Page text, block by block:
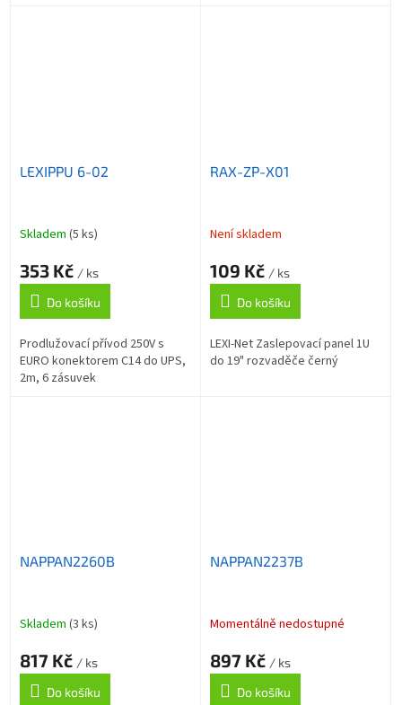
LEXIPPU 6-02
Skladem (5 ks)
353 Kč / ks
Do košíku
Prodlužovací přívod 250V s
EURO konektorem C14 do UPS,
2m, 6 zásuvek
RAX-ZP-X01
Není skladem
109 Kč / ks
Do košíku
LEXI-Net Zaslepovací panel 1U
do 19" rozvaděče černý
NAPPAN2260B
Skladem (3 ks)
817 Kč / ks
Do košíku
NAPPAN2237B
Momentálně nedostupné
897 Kč / ks
Do košíku